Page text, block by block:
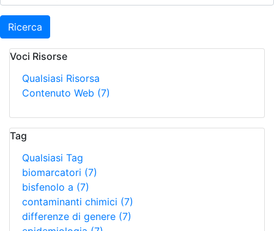
Ricerca
Voci Risorse
Qualsiasi Risorsa
Contenuto Web (7)
Tag
Qualsiasi Tag
biomarcatori (7)
bisfenolo a (7)
contaminanti chimici (7)
differenze di genere (7)